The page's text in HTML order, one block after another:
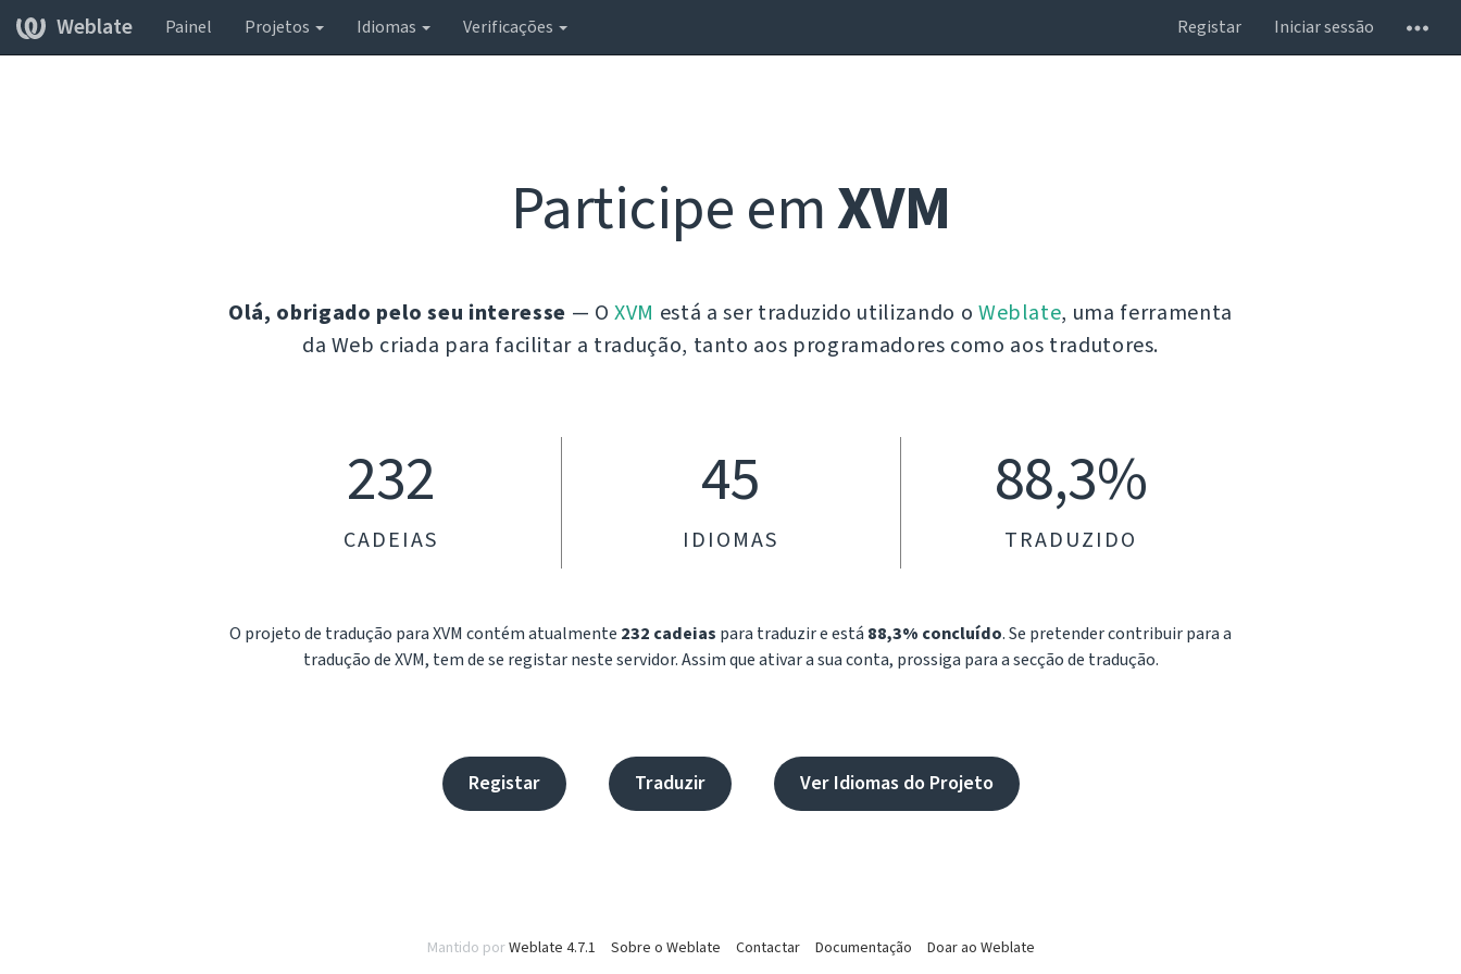
Weblate Painel Projetos Idiomas Verificações Registar Iniciar sessão
Participe emXVM
Olá, obrigado pelo seu interesse — OXVM está a ser traduzido utilizando o Weblate, uma ferramenta
da Web criada para facilitar a tradução, tanto aos programadores como aos tradutores.
232
CADEIAS
45
IDIOMAS
88,3%
TRADUZIDO
O projeto de tradução para XVM contém atualmente 232 cadeias para traduzir e está 88,3% concluído. Se pretender contribuir para a
tradução de XVM, tem de se registar neste servidor. Assim que ativar a sua conta, prossiga para a secção de tradução.
Registar Traduzir Ver Idiomas do Projeto
Mantido porWeblate 4.7.1 Sobre o Weblate Contactar Documentação Doar ao Weblate